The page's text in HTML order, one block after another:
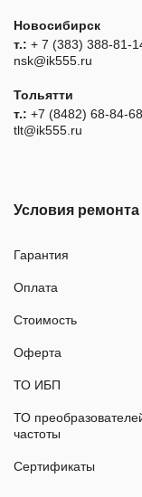
Новосибирск
т.: + 7 (383) 388-81-
nsk@ik555.ru
Тольятти
т.: +7 (8482) 68-84-68
tlt@ik555.ru
Условия ремонта
Гарантия
Оплата
Стоимость
Оферта
ТО ИБП
ТО
частоты
Сертификаты